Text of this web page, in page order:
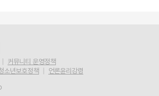
커뮤니티 운영정책
소년보호정책
언론윤리강령